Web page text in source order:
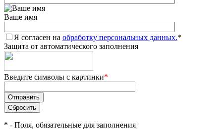
Ваше имя
Я согласен на обработку персональных данных.*
Защита от автоматического заполнения
Введите символы с картинки*
* - Поля, обязательные для заполнения